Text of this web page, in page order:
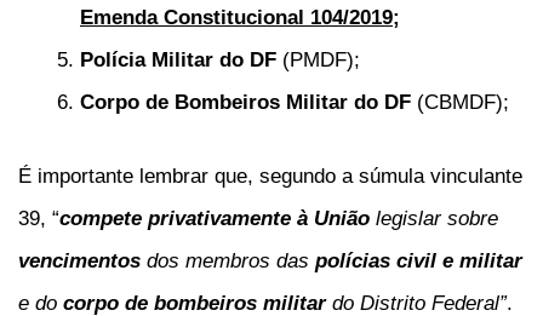
Emenda Constitucional 104/2019;
Polícia Militar do DF (PMDF);
Corpo de Bombeiros Militar do DF (CBMDF);
É importante lembrar que, segundo a súmula vinculante
39, “compete privativamente à União legislar sobre
vencimentos dos membros das polícias civil e militar
e do corpo de bombeiros militar do Distrito Federal”.